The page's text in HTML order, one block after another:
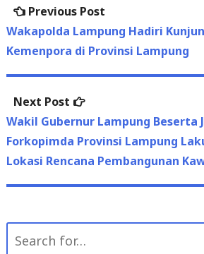
Kemenpora di Provinsi Lampung
Next Post
Next
post:
Wakil Gubernur Lampung Beserta
Forkopimda Provinsi Lampung
Lokasi Rencana Pembangunan
Search